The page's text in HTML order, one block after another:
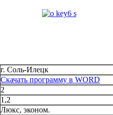
г. Соль-Илецк
Скачать программу в WORD
2
1,2
Люкс, эконом.